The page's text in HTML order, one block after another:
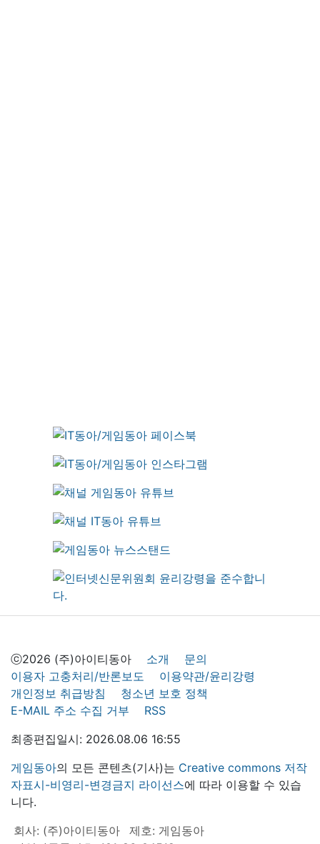
ⓒ2026 (주)아이티동아 소개
문의
이용자 고충처리/반론보도
이용약관/윤리강령
개인정보 취급방침
청소년 보호 정책
E-MAIL 주소 수집 거부
RSS
최종편집일시: 2026.08.06 16:55
게임동아의 모든 콘텐츠(기사)는 Creative commons 저작
자표시-비영리-변경금지 라이선스에 따라 이용할 수 있습
니다.
회사: (주)아이티동아
제호: 게임동아